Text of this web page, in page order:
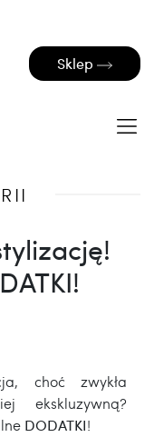
Sklep
choć zwykła
ekskluzywną?
DODATKI!